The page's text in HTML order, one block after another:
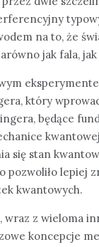
na to, że
jak fala,
który
będące
się stan
pozwoliło lepiej
kwantowych.
wraz z wieloma
koncepcje